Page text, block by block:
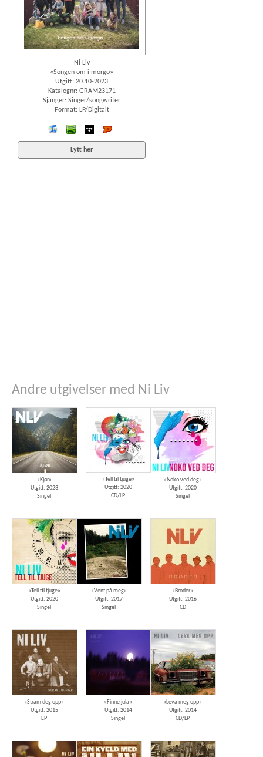
Ni Liv
«Songen om i morgo»
Utgitt: 20.10-2023
Katalognr: GRAM23171
Sjanger: Singer/songwriter
Format: LP/Digitalt
iTunes spotify wimp
Lytt her
Andre utgivelser med Ni Liv
«Kjør»
Utgitt: 2023
Singel
«Tell til tjuge»
Utgitt: 2020
CD/LP
«Noko ved deg»
Utgitt: 2020
Singel
«Tell til tjuge»
Utgitt: 2020
Singel
«Vent på meg»
Utgitt: 2017
Singel
«Broder»
Utgitt: 2016
CD
«Stram deg opp»
Utgitt: 2015
EP
«Finne jula»
Utgitt: 2014
Singel
«Leva meg opp»
Utgitt: 2014
CD/LP